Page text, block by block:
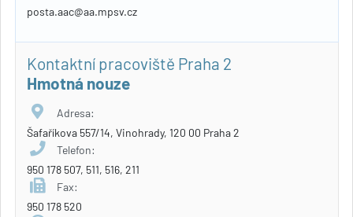
posta.aac@aa.mpsv.cz
Kontaktní pracoviště Praha 2
Hmotná nouze
Adresa:
Šafaříkova 557/14, Vinohrady, 120 00 Praha 2
Telefon:
950 178 507, 511, 516, 211
Fax:
950 178 520